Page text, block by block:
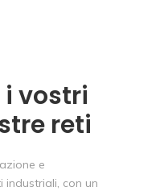
vostri
reti
e
industriali, con un